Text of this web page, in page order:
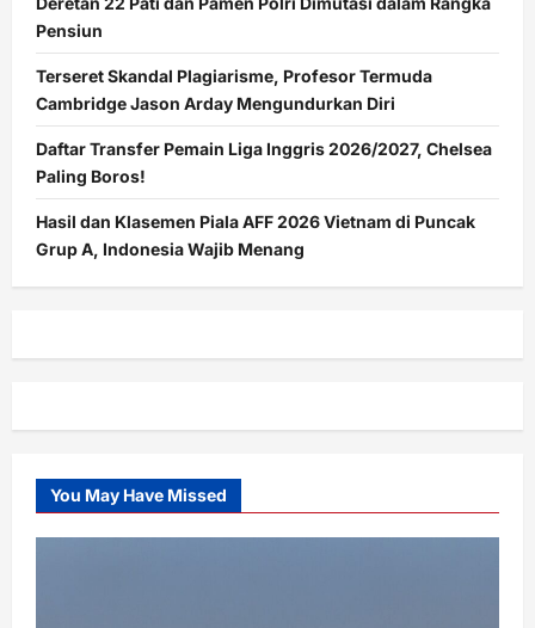
Pensiun
Terseret Skandal Plagiarisme, Profesor Termuda
Cambridge Jason Arday Mengundurkan Diri
Daftar Transfer Pemain Liga Inggris 2026/2027, Chelsea
Paling Boros!
Hasil dan Klasemen Piala AFF 2026 Vietnam di Puncak
Grup A, Indonesia Wajib Menang
You May Have Missed